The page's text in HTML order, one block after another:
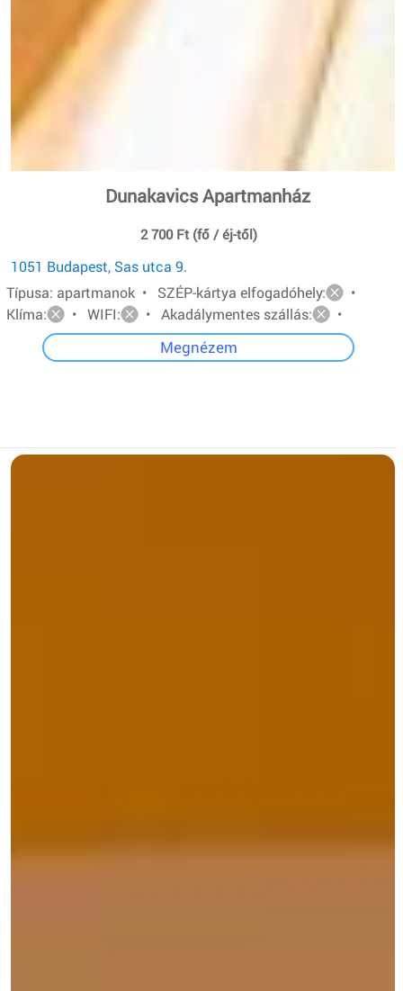
Dunakavics Apartmanház
2 700 Ft (fő / éj-től)
1051 Budapest, Sas utca 9.
Típusa: apartmanok • SZÉP-kártya elfogadóhely:
•
Klíma:
• WIFI: • Akadálymentes szállás: •
Megnézem